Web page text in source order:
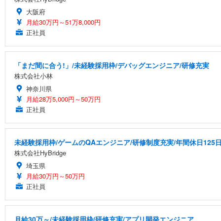
大阪府
月給30万円～51万8,000円
正社員
「まだ間に合う!」/未経験採用枠/デバッグエンジニア/研修充実
株式会社小林
神奈川県
月給28万5,000円～50万円
正社員
未経験採用枠/ゲームのQAエンジニア/研修制度充実/年間休日125
株式会社HyBridge
埼玉県
月給30万円～50万円
正社員
月給30万～/未経験採用枠/研修充実/アプリ開発エンジニア